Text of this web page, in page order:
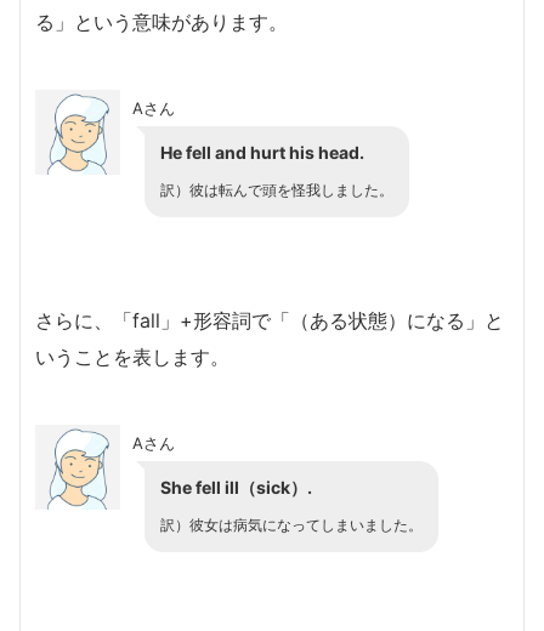
る」という意味があります。
Aさん
He fell and hurt his head.
訳）彼は転んで頭を怪我しました。
さらに、「fall」+形容詞で「（ある状態）になる」と
いうことを表します。
Aさん
She fell ill（sick）.
訳）彼女は病気になってしまいました。